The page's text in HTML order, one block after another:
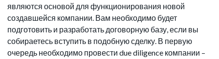
являются основой для функционирования новой
создавшейся компании. Вам необходимо будет
подготовить и разработать договорную базу, если вы
собираетесь вступить в подобную сделку. В первую
очередь необходимо провести due diligence компании –